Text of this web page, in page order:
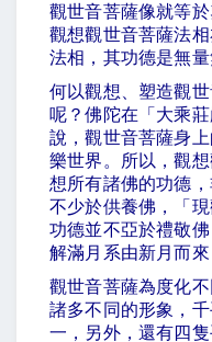
觀世音菩薩像就等
觀想觀世音菩薩法
法相，其功德是無量
何以觀想、塑造觀
呢？佛陀在「大乘
說，觀世音菩薩身
樂世界。所以，觀
想所有諸佛的功德
不少於供養佛，「
功德並不亞於禮敬
解滿月系由新月而來
觀世音菩薩為度化
諸多不同的形象，
一，另外，還有四